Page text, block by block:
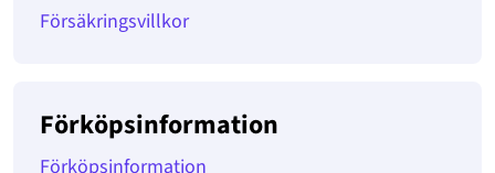
Försäkringsvillkor
Förköpsinformation
Förköpsinformation